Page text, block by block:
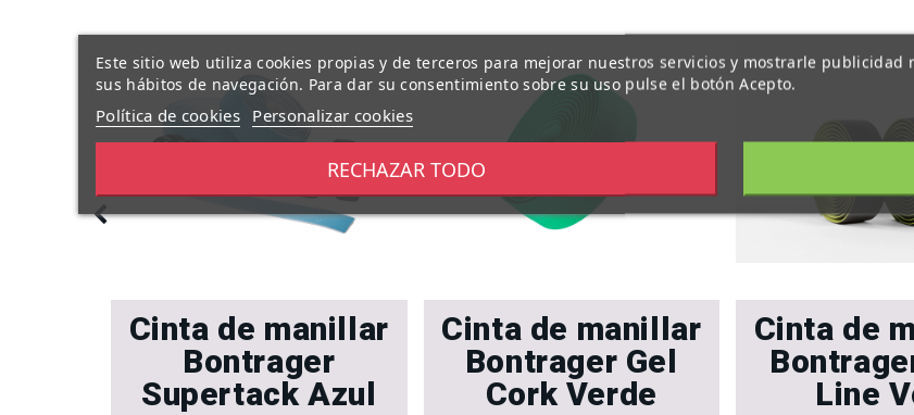
Cinta de manillar
Bontrager
Supertack Azul
Cinta de manillar
Bontrager Gel
Cork Verde
Cinta de
Line
Este sitio web utiliza cookies propias y de terceros para mejorar nuestros servicios y mostrarle
sus hábitos de navegación. Para dar su consentimiento sobre su uso pulse el botón Acepto.
Política de cookies Personalizar cookies
RECHAZAR TODO